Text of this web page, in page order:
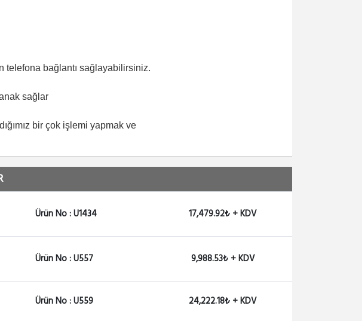
bağlantı sağlayabilirsiniz.
sağlar
bir çok işlemi yapmak ve
Ürün No : U1434 17,479.92₺ + KDV
Ürün No : U557 9,988.53₺ + KDV
Ürün No : U559 24,222.18₺ + KDV